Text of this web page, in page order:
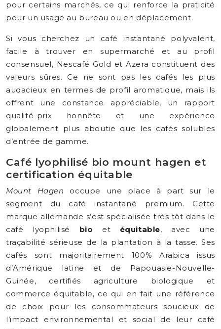
pour certains marchés, ce qui renforce la praticité
pour un usage au bureau ou en déplacement.
Si vous cherchez un café instantané polyvalent,
facile à trouver en supermarché et au profil
consensuel, Nescafé Gold et Azera constituent des
valeurs sûres. Ce ne sont pas les cafés les plus
audacieux en termes de profil aromatique, mais ils
offrent une constance appréciable, un rapport
qualité-prix honnête et une expérience
globalement plus aboutie que les cafés solubles
d’entrée de gamme.
Café lyophilisé bio mount hagen et
certification équitable
Mount Hagen occupe une place à part sur le
segment du café instantané premium. Cette
marque allemande s’est spécialisée très tôt dans le
café lyophilisé bio et équitable, avec une
traçabilité sérieuse de la plantation à la tasse. Ses
cafés sont majoritairement 100% Arabica issus
d’Amérique latine et de Papouasie-Nouvelle-
Guinée, certifiés agriculture biologique et
commerce équitable, ce qui en fait une référence
de choix pour les consommateurs soucieux de
l’impact environnemental et social de leur café